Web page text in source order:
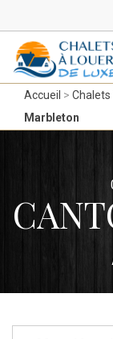
Accueil Chalets
Marbleton